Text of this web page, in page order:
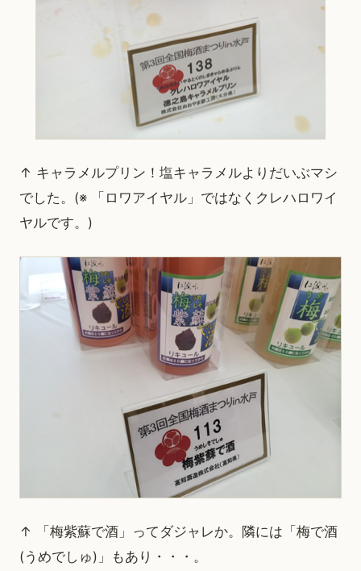
↑ キャラメルプリン！塩キャラメルよりだいぶマシ
でした。(※ 「ロワアイヤル」ではなくクレハロワイ
ヤルです。)
↑ 「梅紫蘇で酒」ってダジャレか。隣には「梅で酒
(うめでしゅ)」もあり・・・。